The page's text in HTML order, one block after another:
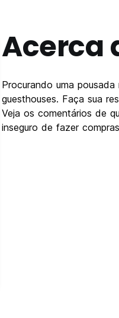
Acerca
Procurando uma
guesthouses. Faça sua
Veja os comentários de
inseguro de fazer